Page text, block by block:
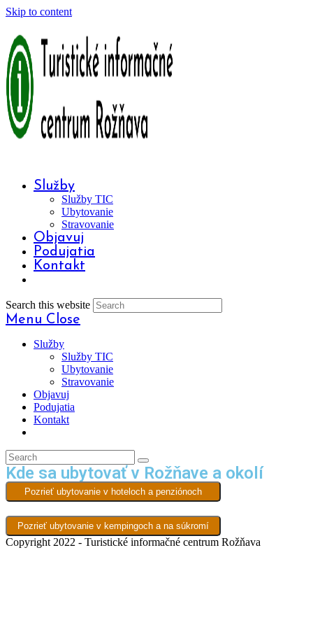
Skip to content
Služby
Služby TIC
Ubytovanie
Stravovanie
Objavuj
Podujatia
Kontakt
Search this website
Menu Close
Služby
Služby TIC
Ubytovanie
Stravovanie
Objavuj
Podujatia
Kontakt
Kde sa ubytovať v Rožňave a okolí
Pozrieť ubytovanie v hoteloch a penziónoch
Pozrieť ubytovanie v kempingoch a na súkromí
Copyright 2022 - Turistické informačné centrum Rožňava